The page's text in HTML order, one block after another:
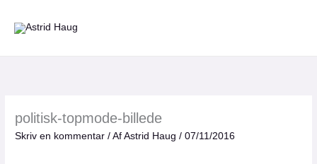
politisk-topmode-billede
Skriv en kommentar / AfAstrid Haug/07/11/2016